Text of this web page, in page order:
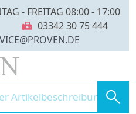
- FREITAG 08:00 - 17:00
fax 03342 30 75 444
search